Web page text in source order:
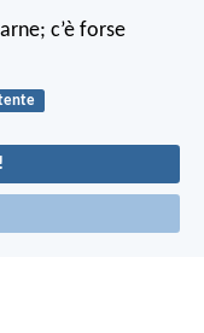
c’è forse